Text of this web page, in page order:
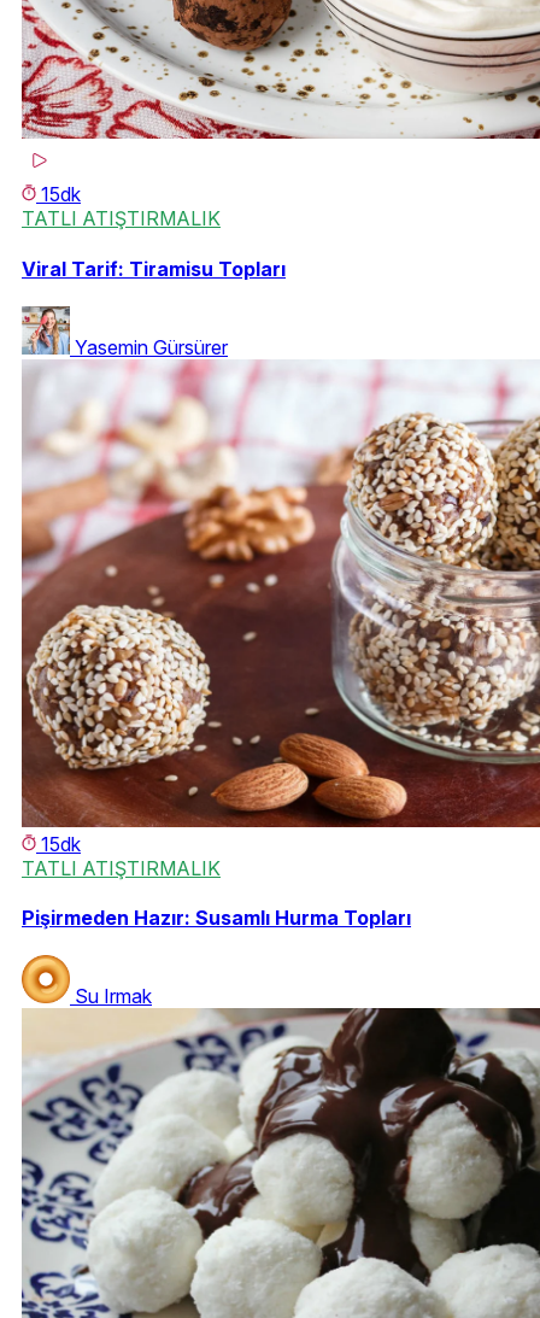
15dk
TATLI ATIŞTIRMALIK
Viral Tarif: Tiramisu Topları
Yasemin Gürsürer
15dk
TATLI ATIŞTIRMALIK
Pişirmeden Hazır: Susamlı Hurma Topları
Su Irmak